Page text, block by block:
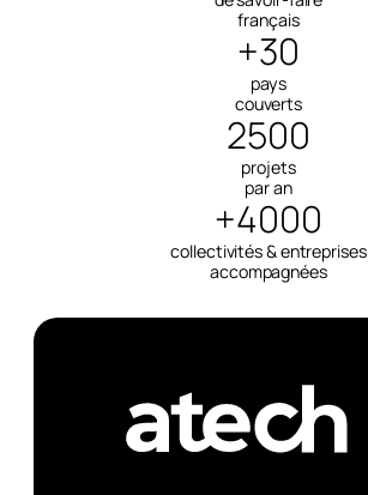
français
+30
pays
couverts
2500
projets
par an
+4000
collectivités & entreprises
accompagnées